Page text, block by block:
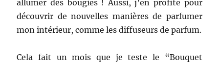
allumer des bougies ! Aussi, j’en profite pour
découvrir de nouvelles manières de parfumer
mon intérieur, comme les diffuseurs de parfum.
Cela fait un mois que je teste le “Bouquet